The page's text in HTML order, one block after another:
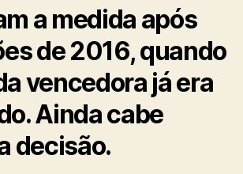
a medida após
de 2016, quando
vencedora já era
Ainda cabe
decisão.